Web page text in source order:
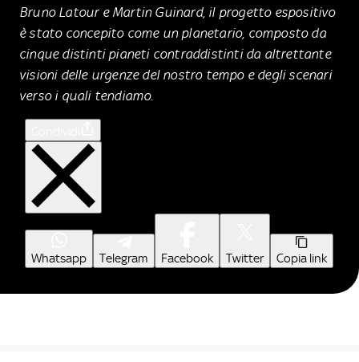
Bruno Latour e Martin Guinard, il progetto espositivo
è stato concepito come un planetario, composto da
cinque distinti pianeti contraddistinti da altrettante
visioni delle urgenze del nostro tempo e degli scenari
verso i quali tendiamo.
Whatsapp Telegram Facebook Twitter Copia link